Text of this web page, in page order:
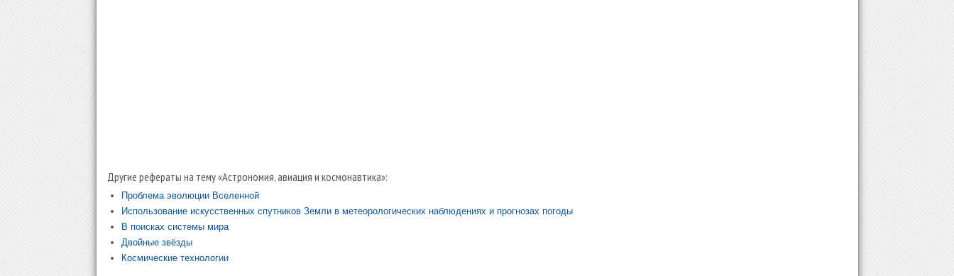
Другие рефераты на тему «Астрономия, авиация и космонавтика»:
Проблема эволюции Вселенной
Использование искусственных спутников Земли в метеорологических наблюдениях и прогнозах погоды
В поисках системы мира
Двойные звёзды
Космические технологии